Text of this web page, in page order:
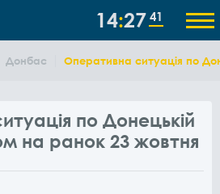
14 27 42
Донбас Оперативна ситуація по
по Донецькій
на ранок 23 жовтня